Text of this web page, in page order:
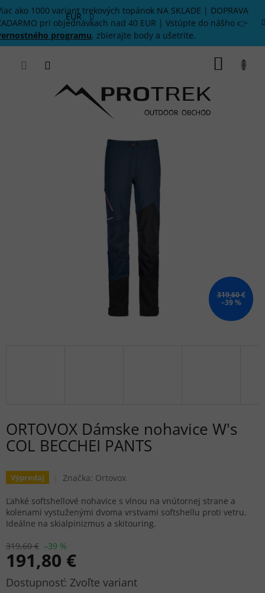
Prejsť
na
obsah
ako 1000 variant trekových topánok NA SKLADE | DOPRAVA
pri objednávkach nad 40 EUR | Vstúpte do nášho 👉
programu, zbierajte body a ušetrite.
EUR
319,60 €
–39 %
ORTOVOX Dámske nohavice W's
COL BECCHEI PANTS
Výpredaj Značka: Ortovox
319,60 € –39 %
191,80 €
Jednotková
Zvoľte variant
Ľahké softshellové nohavice s vlnou na vnútornej strane a
kolenami vystuženými dvoma vrstvami softshellu proti vetru.
Ideálne na skialpinizmus a skitouring.